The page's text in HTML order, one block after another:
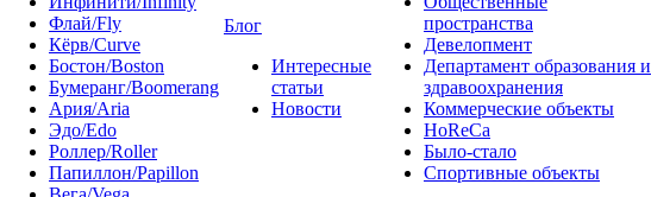
Флай/Fly
Кёрв/Curve
Бостон/Boston
Бумеранг/Boomerang
Ария/Aria
Эдо/Edo
Роллер/Roller
Папиллон/Papillon
Блог
Интересные
статьи
Новости
пространства
Девелопмент
Департамент образования и
здравоохранения
Коммерческие объекты
HoReCa
Было-стало
Спортивные объекты